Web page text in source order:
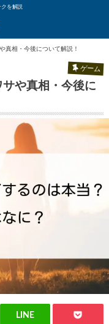
クを解説
真相・今後について解説！
ゲーム
や真相・今後に